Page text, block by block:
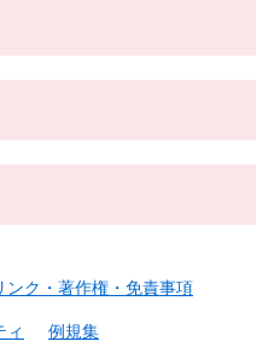
ンク・著作権・免責事項
ィ 例規集